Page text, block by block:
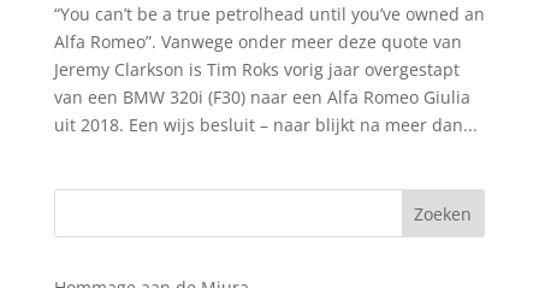
“You can’t be a true petrolhead until you’ve owned an
Alfa Romeo”. Vanwege onder meer deze quote van
Jeremy Clarkson is Tim Roks vorig jaar overgestapt
van een BMW 320i (F30) naar een Alfa Romeo Giulia
uit 2018. Een wijs besluit – naar blijkt na meer dan...